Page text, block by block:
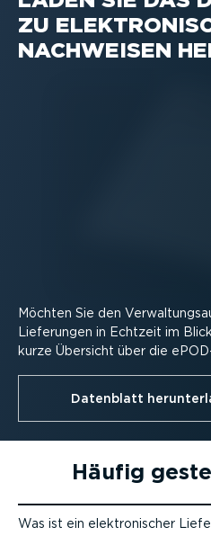
ZU
NACH­WEISEN
Möchten Sie den
Lieferungen in Echtzeit im
kurze Übersicht über die
Datenblatt
Häufig
Was ist ein elektro­ni­scher